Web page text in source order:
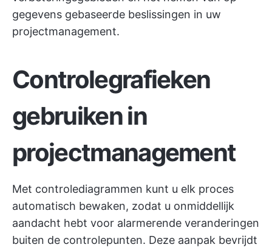
gegevens gebaseerde beslissingen in uw
projectmanagement.
Controlegrafieken
gebruiken in
projectmanagement
Met controlediagrammen kunt u elk proces
automatisch bewaken, zodat u onmiddellijk
aandacht hebt voor alarmerende veranderingen
buiten de controlepunten. Deze aanpak bevrijdt